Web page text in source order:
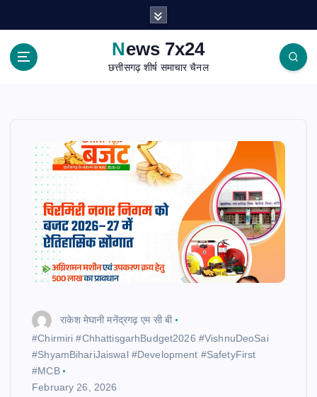
News 7x24
छत्तीसगढ़ शीर्ष समाचार चैनल
राकेश मेघानी मनेंद्रगढ़ एम सी बी
​#Chirmiri #ChhattisgarhBudget2026 #VishnuDeoSai
#ShyamBihariJaiswal #Development #SafetyFirst
#MCB
February 26, 2026